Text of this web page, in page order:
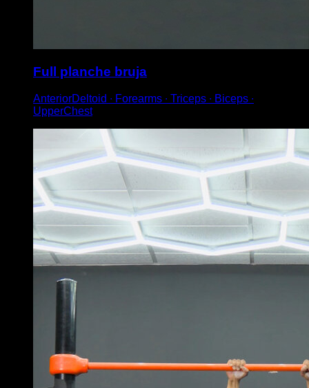
Full planche bruja
AnteriorDeltoid ∙ Forearms ∙ Triceps ∙ Biceps ∙
UpperChest